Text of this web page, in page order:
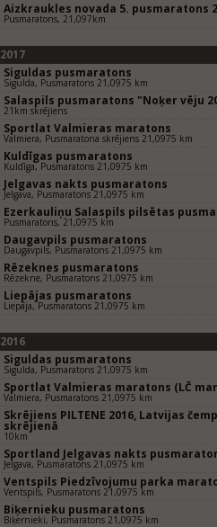
Aizkraukles novada 5. pusmaratons
Pusmaratons, 21,097km
2017
Siguldas pusmaratons
Sigulda, Pusmaratons 21,0975 km
Salaspils pusmaratons "Noķer vēju
21km skrējiens
Sportlat Valmieras maratons
Valmiera, Pusmaratona skrējiens 21,0975 km
Kuldīgas pusmaratons
Kuldīga, Pusmaratons 21,0975 km
Jelgavas nakts pusmaratons
Jelgava, Pusmaratons 21,0975 km
Ezerkauliņu Salaspils pilsētas
Pusmaratons, 21,0975 km
Daugavpils pusmaratons
Daugavpils, Pusmaratons 21,0975 km
Rēzeknes pusmaratons
Rēzekne, Pusmaratons 21,0975 km
Liepājas pusmaratons
Liepāja, Pusmaratons 21,0975 km
2016
Siguldas pusmaratons
Sigulda, Pusmaratons 21,0975 km
Sportlat Valmieras maratons (LČ
Valmiera, Pusmaratons 21,0975 km
Skrējiens PILTENE 2016, Latvijas
skrējienā
10km
Sportland Jelgavas nakts
Jelgava, Pusmaratons 21,0975 km
Ventspils Piedzīvojumu parka
Ventspils, Pusmaratons 21,0975 km
Biķernieku pusmaratons
Biķernieki, Pusmaratons 21,0975 km